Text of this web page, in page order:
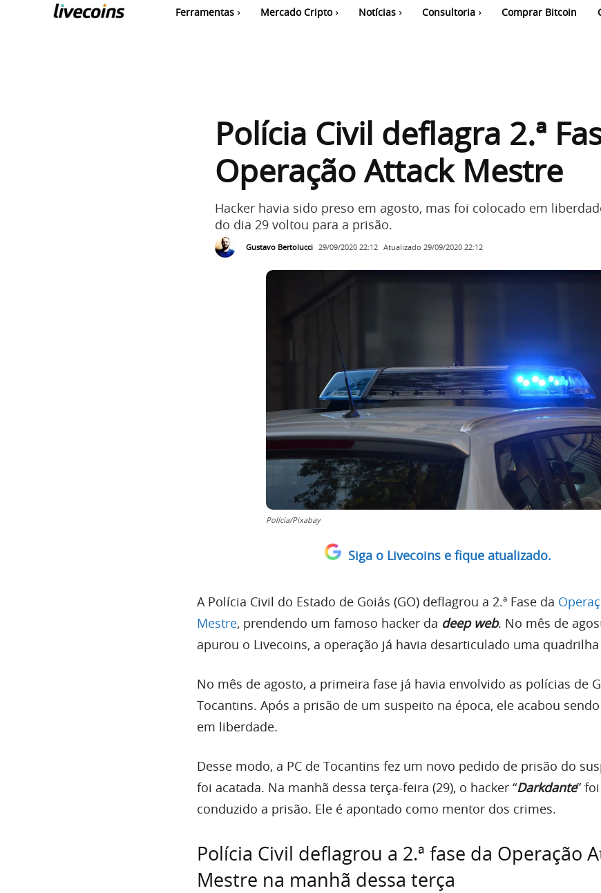
Ferramentas Mercado Cripto Notícias Consultoria Comprar Bitcoin
Polícia Civil deflagra 2.ª
Operação Attack Mestre
Hacker havia sido preso em agosto, mas foi colocado em
do dia 29 voltou para a prisão.
Gustavo Bertolucci 29/09/2020 22:12 Atualizado 29/09/2020 22:12
Polícia/Pixabay
Siga o Livecoins e fique atualizado.
A Polícia Civil do Estado de Goiás (GO) deflagrou a 2.ª Fase da
Mestre, prendendo um famoso hacker da deep web. No mês de
apurou o Livecoins, a operação já havia desarticulado uma
No mês de agosto, a primeira fase já havia envolvido as polícias de
Tocantins. Após a prisão de um suspeito na época, ele acabou
em liberdade.
Desse modo, a PC de Tocantins fez um novo pedido de prisão do
foi acatada. Na manhã dessa terça-feira (29), o hacker “Darkdante”
conduzido a prisão. Ele é apontado como mentor dos crimes.
Polícia Civil deflagrou a 2.ª fase da Operação
Mestre na manhã dessa terça